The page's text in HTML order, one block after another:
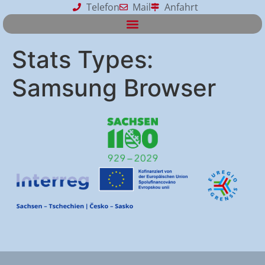
Telefon Mail Anfahrt
Stats Types:
Samsung Browser